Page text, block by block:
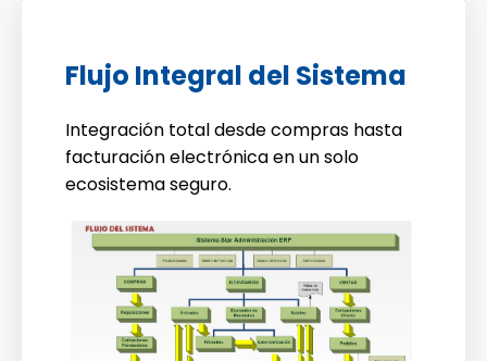
Flujo Integral del Sistema
Integración total desde compras hasta
facturación electrónica en un solo
ecosistema seguro.